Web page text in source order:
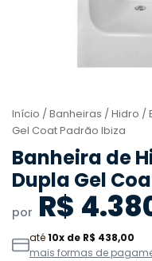
Início / Banheiras / Hidro /
Gel Coat Padrão Ibiza
Banheira de
Dupla Gel
por R$
até10x de R$ 438,00
mais formas de